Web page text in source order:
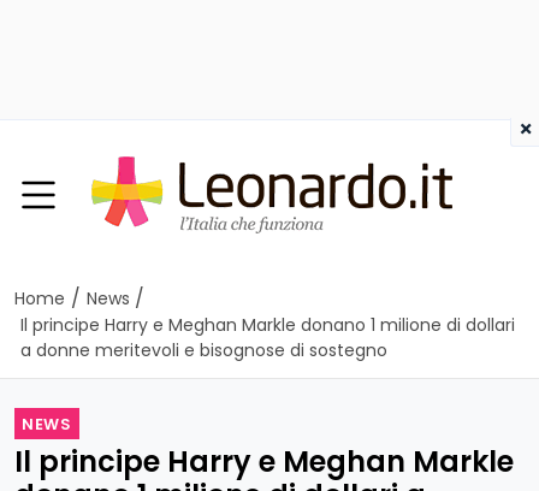
Home / News /
Il principe Harry e Meghan Markle donano 1 milione di dollari
a donne meritevoli e bisognose di sostegno
NEWS
Il principe Harry e Meghan Markle
×